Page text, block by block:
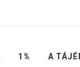
1% A